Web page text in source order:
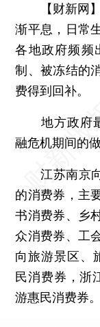
【财新网
渐平息，日常
各地政府频频
制、被冻结的
费得到回补。
地方政府最
融危机期间的
江苏南京向
的消费券，主
书消费券、乡
众消费券、工
向旅游景区、
民消费券，浙
游惠民消费券。